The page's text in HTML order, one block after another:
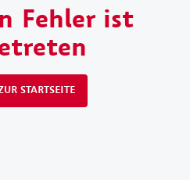
Fehler ist
STARTSEITE